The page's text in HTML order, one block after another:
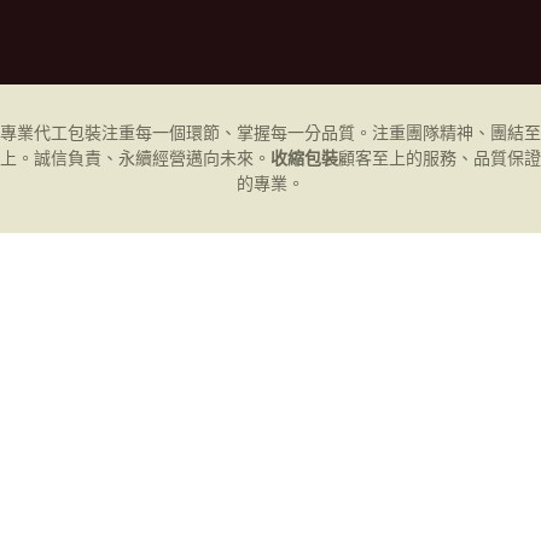
專業代工包裝注重每一個環節、掌握每一分品質。注重團隊精神、團結至
上。誠信負責、永續經營邁向未來。 收縮包裝顧客至上的服務、品質保證
的專業。